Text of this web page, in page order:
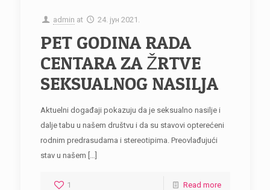
admin at 24. јун 2021.
PET GODINA RADA
CENTARA ZA ŽRTVE
SEKSUALNOG NASILJA
Aktuelni događaji pokazuju da je seksualno nasilje i
dalje tabu u našem društvu i da su stavovi opterećeni
rodnim predrasudama i stereotipima. Preovlađujući
stav u našem […]
1 Read more